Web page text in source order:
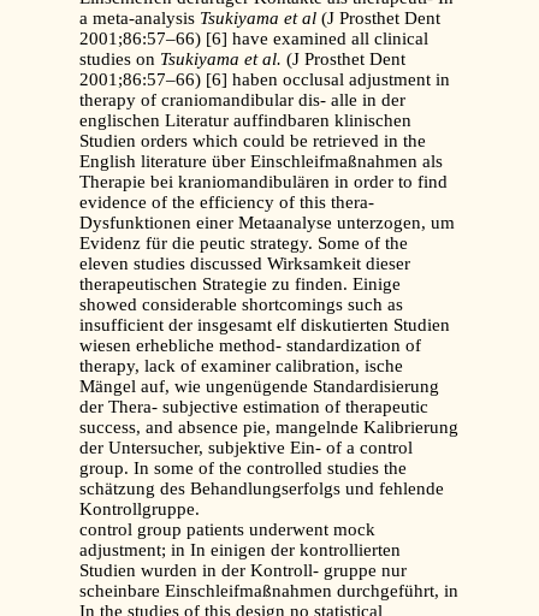
a meta-analysis Tsukiyama et al (J Prosthet Dent
2001;86:57–66) [6] have examined all clinical
studies on Tsukiyama et al. (J Prosthet Dent
2001;86:57–66) [6] haben occlusal adjustment in
therapy of craniomandibular dis- alle in der
englischen Literatur auffindbaren klinischen
Studien orders which could be retrieved in the
English literature über Einschleifmaßnahmen als
Therapie bei kraniomandibulären in order to find
evidence of the efficiency of this thera-
Dysfunktionen einer Metaanalyse unterzogen, um
Evidenz für die peutic strategy. Some of the
eleven studies discussed Wirksamkeit dieser
therapeutischen Strategie zu finden. Einige
showed considerable shortcomings such as
insufficient der insgesamt elf diskutierten Studien
wiesen erhebliche method- standardization of
therapy, lack of examiner calibration, ische
Mängel auf, wie ungenügende Standardisierung
der Thera- subjective estimation of therapeutic
success, and absence pie, mangelnde Kalibrierung
der Untersucher, subjektive Ein- of a control
group. In some of the controlled studies the
schätzung des Behandlungserfolgs und fehlende
Kontrollgruppe.
control group patients underwent mock
adjustment; in In einigen der kontrollierten
Studien wurden in der Kontroll- gruppe nur
scheinbare Einschleifmaßnahmen durchgeführt, in
In the studies of this design no statistical